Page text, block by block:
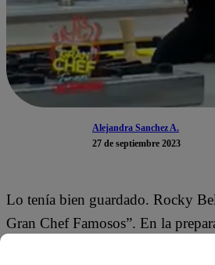
Alejandra Sanchez A.
27 de septiembre 2023
Lo tenía bien guardado. Rocky
Gran Chef Famosos”. En la